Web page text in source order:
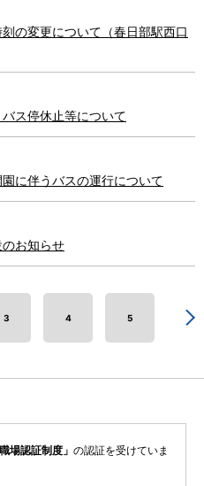
の変更について（春日部駅西口
ス停休止等について
に伴うバスの運行について
お知らせ
3 4 5
場認証制度」 の認証を受けていま